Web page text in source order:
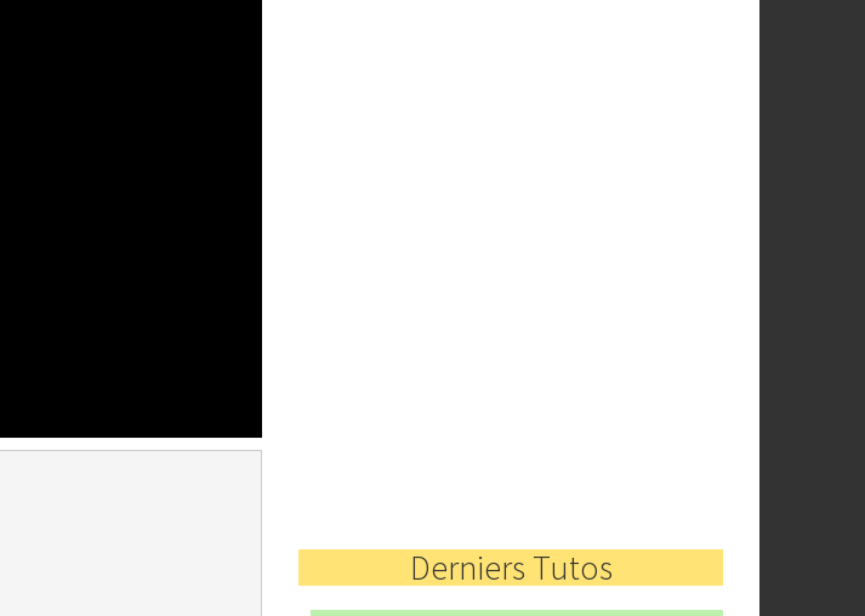
Derniers Tutos